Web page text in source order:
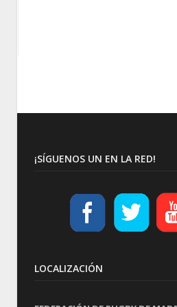
¡SÍGUENOS UN EN LA RED!
LOCALIZACIÓN